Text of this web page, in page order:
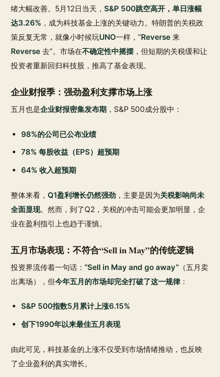
绪大幅改善。5月12日当天，S&P 500跳空高开，单日涨幅
达3.26% ，成为科技基金上涨的关键动力。特朗普的关税政
策反复无常，就像小时候玩UNO一样，“Reverse 来
Reverse 去”。市场在不确定性中摇摆 ，但短期的关税缓和让
投资者重新回归科技股，推高了基金表现。
企业财报季：强劲盈利支撑市场上涨
五月也是企业财报密集发布期 ，S&P 500成分股中：
98%的公司已公布业绩
78% 每股收益（EPS）超预期
64% 收入超预期
整体来看，Q1盈利增长仍然强劲 ，主要是因为关税影响尚未
全面显现。然而，到了Q2，关税的冲击可能会更加明显，企
业在盈利指引上也趋于谨慎。
五月市场表现：不符合“Sell in May”的传统逻辑
投资界流传着一句话：“Sell in May and go away” （五月卖
出离场），但今年五月的市场却完全打破了这一规律 ：
S&P 500指数5月累计上涨6.15%
创下1990年以来最佳五月表现
由此可见，科技基金的上涨不仅受到市场情绪推动，也反映
了企业盈利的真实增长。